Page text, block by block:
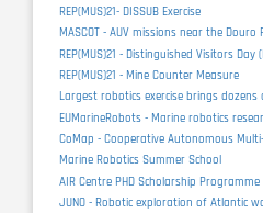
REP(MUS)21- DISSUB Exercise
MASCOT - AUV missions near the Douro
REP(MUS)21 - Distinguished Visitors Day
REP(MUS)21 - Mine Counter Measure
Largest robotics exercise brings
EUMarineRobots - Marine robotics
CoMap - Cooperative Autonomous
Marine Robotics Summer School
AIR Centre PHD Scholarship Programme
JUNO - Robotic exploration of Atlantic